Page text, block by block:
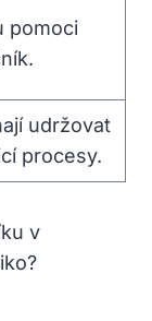
pomoci
udržovat
procesy.